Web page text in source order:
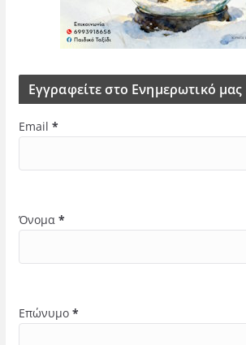
Εγγραφείτε στο Ενημερωτικό μας
Email *
Όνομα *
Επώνυμο *